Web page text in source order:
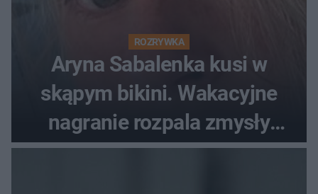
ROZRYWKA
Aryna Sabalenka kusi w
skąpym bikini. Wakacyjne
nagranie rozpala zmysły
fanów